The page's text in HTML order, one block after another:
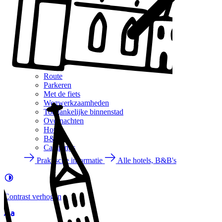
Route
Parkeren
Met de fiets
Wegwerkzaamheden
Toegankelijke binnenstad
Overnachten
Hotels
B&B's
Campings
Praktische informatie
Alle hotels, B&B's
Contrast verhogen